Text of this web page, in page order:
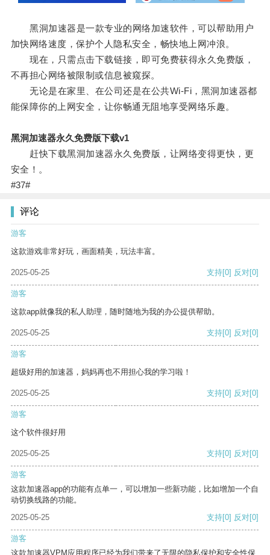
黑洞加速器是一款专业的网络加速软件，可以帮助用户
加快网络速度，保护个人隐私安全，畅快地上网冲浪。
现在，只需点击下载链接，即可免费获得永久免费版，
不再担心网络被限制或信息被窥探。
无论是在家里、在公司还是在公共Wi-Fi，黑洞加速器都
能保障你的上网安全，让你畅通无阻地享受网络乐趣。
黑洞加速器永久免费版下载v1
赶快下载黑洞加速器永久免费版，让网络变得更快，更
安全！。
#37#
评论
游客
这款游戏非常好玩，画面精美，玩法丰富。
2025-05-25 支持[0] 反对[0]
游客
这款app就像我的私人助理，随时随地为我的办公提供帮助。
2025-05-25 支持[0] 反对[0]
游客
超级好用的加速器，妈妈再也不用担心我的学习啦！
2025-05-25 支持[0] 反对[0]
游客
这个软件很好用
2025-05-25 支持[0] 反对[0]
游客
这款加速器app的功能有点单一，可以增加一些新功能，比如增加一个自
动切换线路的功能。
2025-05-25
支持[0] 反对[0]
游客
这款加速器VPM应用程序已经为我们带来了无限的隐私保护和安全性保